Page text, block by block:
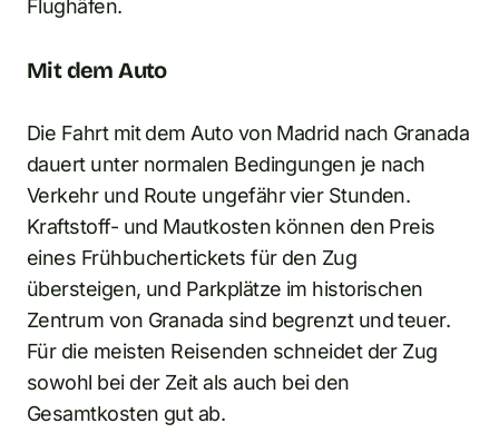
Flughäfen.
Mit dem Auto
Die Fahrt mit dem Auto von Madrid nach Granada
dauert unter normalen Bedingungen je nach
Verkehr und Route ungefähr vier Stunden.
Kraftstoff- und Mautkosten können den Preis
eines Frühbuchertickets für den Zug
übersteigen, und Parkplätze im historischen
Zentrum von Granada sind begrenzt und teuer.
Für die meisten Reisenden schneidet der Zug
sowohl bei der Zeit als auch bei den
Gesamtkosten gut ab.